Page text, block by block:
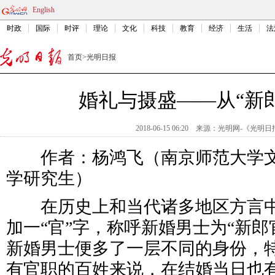
English
时政 国际 时评 理论 文化 科技 教育 经济 生活
首页>光明日报
婚礼与摄盛——从“新
2018-06-15 06:20 来源： 光明网-《光明日
作者：杨鸿飞（南京师范大学
学研究生）
在历史上和当代诸多地区方言
加一“官”字，称呼新婚男士为“新郎
新婚男士便多了一层不同的身份，
有官职的百姓来说，在结婚当日也